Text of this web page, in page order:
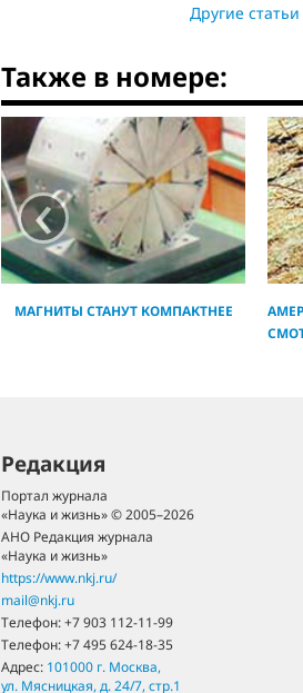
Другие
Также в номере:
МАГНИТЫ СТАНУТ КОМПАКТНЕЕ
‹
Редакция
Портал журнала
«Наука и жизнь» © 2005–2026
АНО Редакция журнала
«Наука и жизнь»
https://www.nkj.ru/
mail@nkj.ru
Телефон:+7 903 112-11-99
Телефон:+7 495 624-18-35
Адрес: 101000 г. Москва,
ул. Мясницкая, д. 24/7, стр.1